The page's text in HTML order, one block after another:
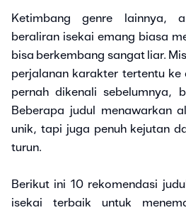
Ketimbang genre lainnya,
beraliran isekai emang biasa
bisa berkembang sangat liar.
perjalanan karakter tertentu ke
pernah dikenali sebelumnya,
Beberapa judul menawarkan
unik, tapi juga penuh kejutan
turun.
Berikut ini 10 rekomendasi
isekai terbaik untuk